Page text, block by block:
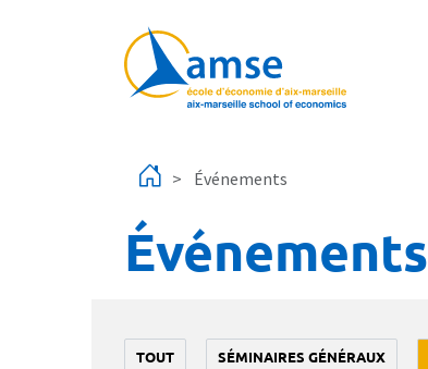
Événements
Événements
TOUT SÉMINAIRES GÉNÉRAUX